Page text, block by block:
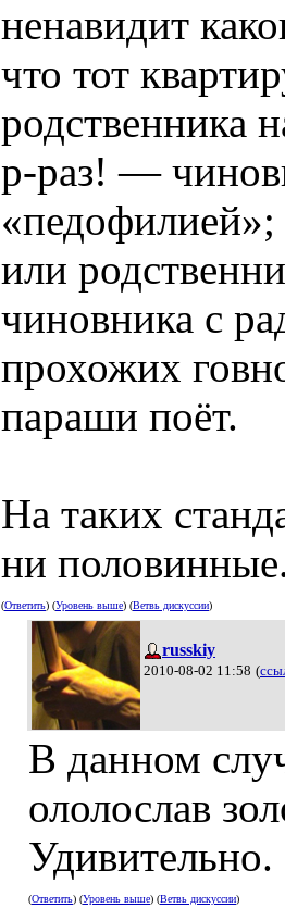
ненавидит
что тот
родственника
р-раз! —
«педофилией»;
или
чиновника с
прохожих
параши поёт.
На таких
ни
(Ответить) (Уровень выше) (Ветвь дискуссии)
russkiy
2010-08-02 11:58 (
В данном
ололослав
Удивительно.
(Ответить) (Уровень выше) (Ветвь дискуссии)